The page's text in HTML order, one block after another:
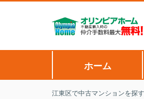
ホーム
江東区で中古マンションを探